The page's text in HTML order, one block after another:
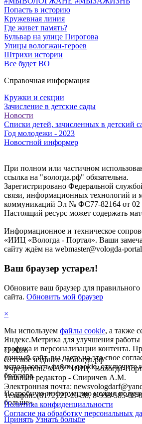
Попасть в историю
Кружевная линия
Где живет память?
Бульвар на улице Пирогова
Улицы вологжан-героев
Штрихи истории
Все будет ВО
Справочная информация
Кружки и секции
Зачисление в детские сады
Новости
Списки детей, зачисленных в детский
Год молодежи - 2023
©2026
Сетевое издание "вологда.рф"
Учредитель: МАУ "ИИЦ "Вологда-
Главный редактор - Спиричев А.М.
Электронная почта:
Телефон: (8172) 21-20-38, 8-958-585-08-
Политика конфиденциальности
Согласие на обработку персональных
Новостной информер
При полном или частичном
ссылка на "вологда.рф" обязательна.
Зарегистрировано Федеральной
связи, информационных технологий и
коммуникаций Эл № ФС77-82164 от 02
Настоящий ресурс может содержать
Информационное и техническое
«ИИЦ «Вологда - Портал». Ваши
сайту ждём на webmaster@vologda-
Ваш браузер устарел!
Обновите ваш браузер для
сайта. Обновить мой браузер
×
Мы используем файлы cookie, а также
Яндекс.Метрика для улучшения работы
трафика и персонализации контента.
данный сайт, вы даете на это свое
использовать файлы cookie, отключите
браузера.
Подробную информацию можно
больше».
Принять Узнать больше